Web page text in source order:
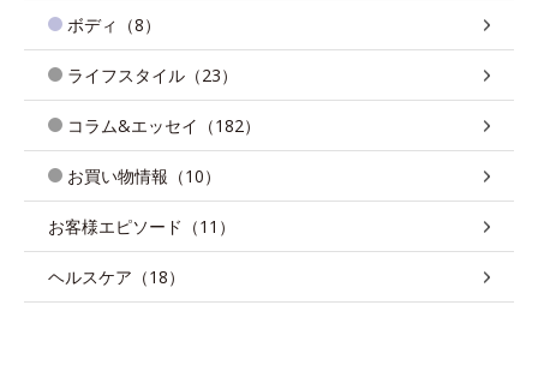
ボディ（8）
ライフスタイル（23）
コラム&エッセイ（182）
お買い物情報（10）
お客様エピソード（11）
ヘルスケア（18）